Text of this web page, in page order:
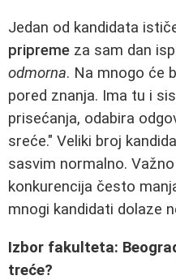
Jedan od kandidata
pripreme za sam dan
odmorna. Na mnogo će
pored znanja. Ima tu i
prisećanja, odabira
sreće." Veliki broj
sasvim normalno.
konkurencija često
mnogi kandidati dolaze
Izbor fakulteta:
treće?